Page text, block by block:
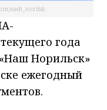
nash_norilsk
года
Норильск»
ежегодный